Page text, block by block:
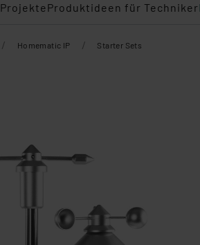
Produktideen für Techniker
/ Homematic IP / Starter Sets